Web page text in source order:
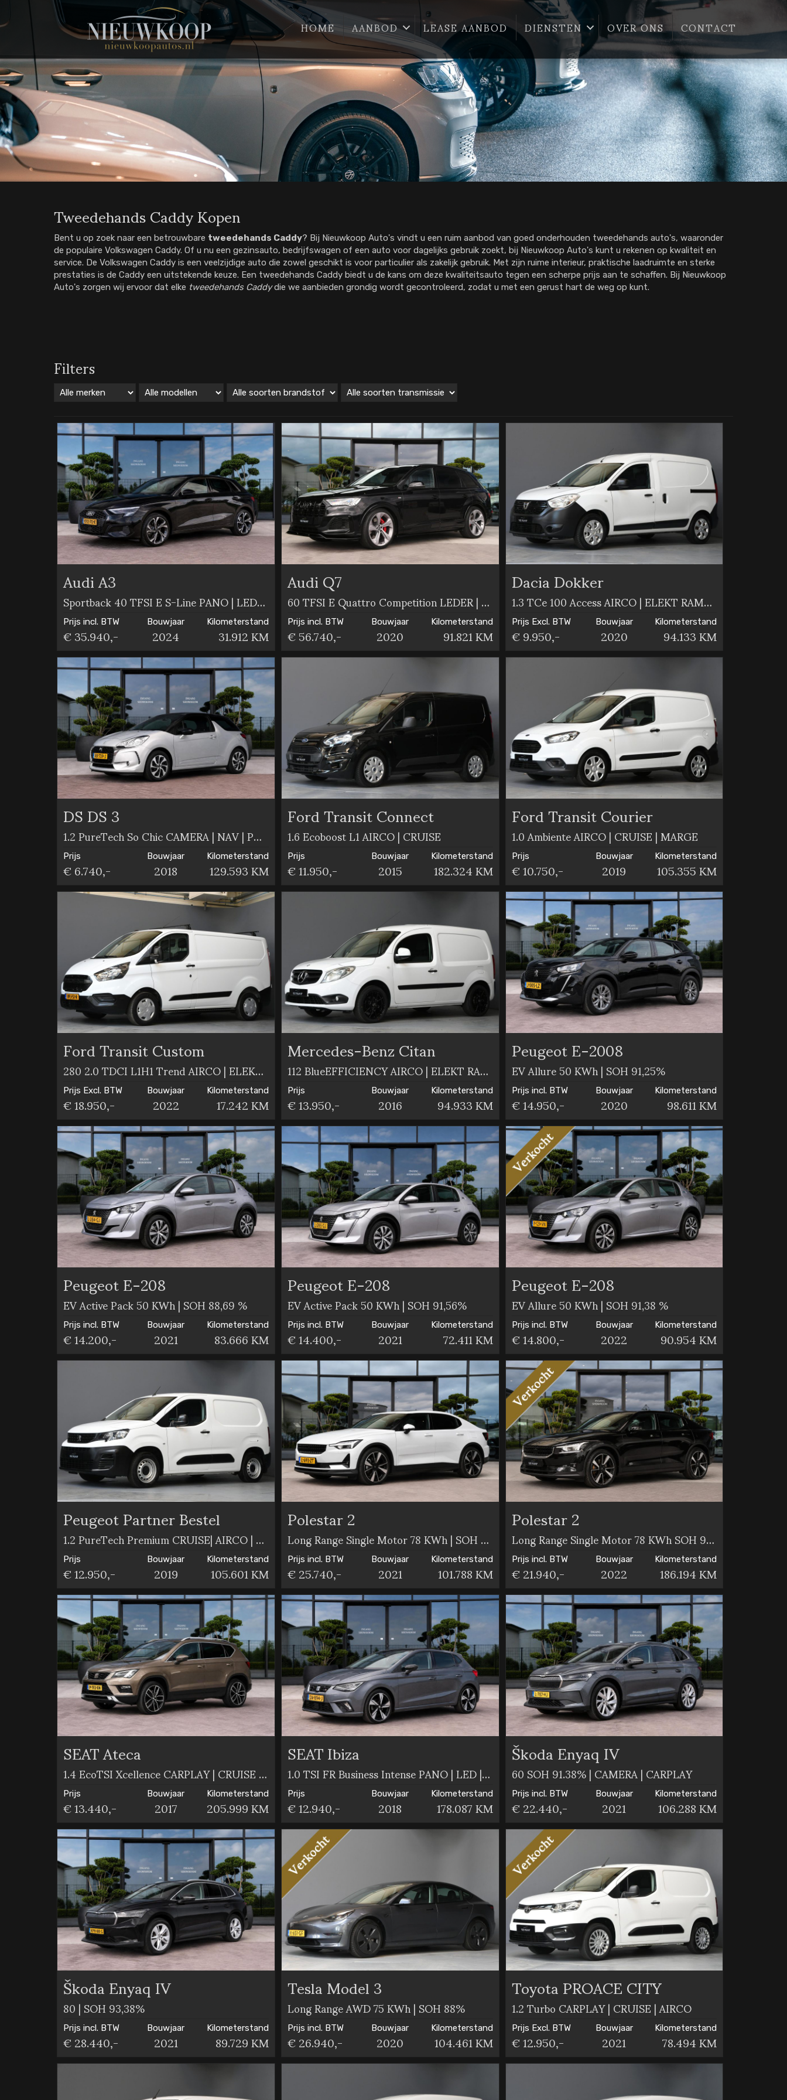
HOME AANBOD LEASE AANBOD DIENSTEN OVER ONS CONTACT
Tweedehands Caddy Kopen
Bent u op zoek naar een betrouwbare tweedehands Caddy? Bij Nieuwkoop Auto's vindt u een ruim aanbod van goed onderhouden tweedehands auto's, waaronder
de populaire Volkswagen Caddy. Of u nu een gezinsauto, bedrijfswagen of een auto voor dagelijks gebruik zoekt, bij Nieuwkoop Auto's kunt u rekenen op kwaliteit en
service. De Volkswagen Caddy is een veelzijdige auto die zowel geschikt is voor particulier als zakelijk gebruik. Met zijn ruime interieur, praktische laadruimte en sterke
prestaties is de Caddy een uitstekende keuze. Een tweedehands Caddy biedt u de kans om deze kwaliteitsauto tegen een scherpe prijs aan te schaffen. Bij Nieuwkoop
Auto's zorgen wij ervoor dat elke tweedehands Caddydie we aanbieden grondig wordt gecontroleerd, zodat u met een gerust hart de weg op kunt.
Filters
Audi A3 Sportback 40 TFSI E S-Line PANO | LEDER | S-LINE
Prijs incl. BTW
€ 35.940,- Bouwjaar
2024 Kilometerstand
31.912 KM
Audi Q7 60 TFSI E Quattro Competition LEDER | PANO | ELEKT TREKHAAK
Prijs incl. BTW
€ 56.740,- Bouwjaar
2020 Kilometerstand
91.821 KM
Dacia Dokker 1.3 TCe 100 Access AIRCO | ELEKT RAMEN
Prijs Excl. BTW
€ 9.950,- Bouwjaar
2020 Kilometerstand
94.133 KM
DS DS 3 1.2 PureTech So Chic CAMERA | NAV | PDC
Prijs
€ 6.740,- Bouwjaar
2018 Kilometerstand
129.593 KM
Ford Transit Connect
1.6 Ecoboost L1 AIRCO | CRUISE
Prijs
€ 11.950,- Bouwjaar
2015 Kilometerstand
182.324 KM
Ford Transit Courier
1.0 Ambiente AIRCO | CRUISE | MARGE
Prijs
€ 10.750,- Bouwjaar
2019 Kilometerstand
105.355 KM
Ford Transit Custom 280 2.0 TDCI L1H1 Trend AIRCO | ELEKT RAMEN | BTW
Prijs Excl. BTW
€ 18.950,- Bouwjaar
2022 Kilometerstand
17.242 KM
Mercedes-Benz Citan 112 BlueEFFICIENCY AIRCO | ELEKT RAMEN | MARGE
Prijs
€ 13.950,- Bouwjaar
2016 Kilometerstand
94.933 KM
Peugeot E-2008
EV Allure 50 KWh | SOH 91,25%
Prijs incl. BTW
€ 14.950,- Bouwjaar
2020 Kilometerstand
98.611 KM
Peugeot E-208
EV Active Pack 50 KWh | SOH 88,69 %
Prijs incl. BTW
€ 14.200,- Bouwjaar
2021 Kilometerstand
83.666 KM
Peugeot E-208
EV Active Pack 50 KWh | SOH 91,56%
Prijs incl. BTW
€ 14.400,- Bouwjaar
2021 Kilometerstand
72.411 KM
Peugeot E-208
EV Allure 50 KWh | SOH 91,38 %
Prijs incl. BTW
€ 14.800,- Bouwjaar
2022 Kilometerstand
90.954 KM
Peugeot Partner Bestel 1.2 PureTech Premium CRUISE| AIRCO | MARGE
Prijs
€ 12.950,- Bouwjaar
2019 Kilometerstand
105.601 KM
Polestar 2 Long Range Single Motor 78 KWh | SOH 92,26%
Prijs incl. BTW
€ 25.740,- Bouwjaar
2021 Kilometerstand
101.788 KM
Polestar 2 Long Range Single Motor 78 KWh SOH 91,74% | CAMERA
Prijs incl. BTW
€ 21.940,- Bouwjaar
2022 Kilometerstand
186.194 KM
SEAT Ateca 1.4 EcoTSI Xcellence CARPLAY | CRUISE | LED
Prijs
€ 13.440,- Bouwjaar
2017 Kilometerstand
205.999 KM
SEAT Ibiza 1.0 TSI FR Business Intense PANO | LED | CRUISE
Prijs
€ 12.940,- Bouwjaar
2018 Kilometerstand
178.087 KM
Škoda Enyaq IV
60 SOH 91.38% | CAMERA | CARPLAY
Prijs incl. BTW
€ 22.440,- Bouwjaar
2021 Kilometerstand
106.288 KM
Škoda Enyaq IV
80 | SOH 93,38%
Prijs incl. BTW
€ 28.440,- Bouwjaar
2021 Kilometerstand
89.729 KM
Tesla Model 3
Long Range AWD 75 KWh | SOH 88%
Prijs incl. BTW
€ 26.940,- Bouwjaar
2020 Kilometerstand
104.461 KM
Toyota PROACE CITY
1.2 Turbo CARPLAY | CRUISE | AIRCO
Prijs Excl. BTW
€ 12.950,- Bouwjaar
2021 Kilometerstand
78.494 KM